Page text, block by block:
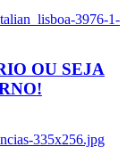
3976-1-
OU SEJA
335x256.jpg